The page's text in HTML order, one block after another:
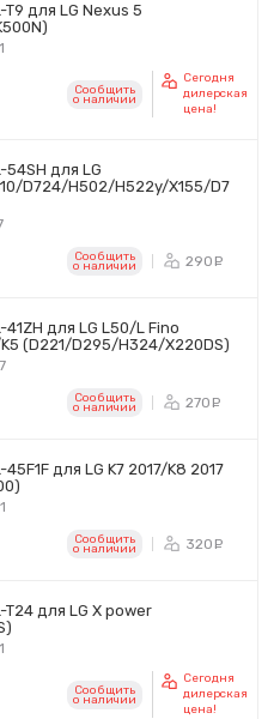
для LG Nexus 5
Сообщить
o наличии
Сегодня
дилерская
цена!
для LG
D724/H502/H522y/X155/D7
Сообщить
o наличии 290
для LG L50/L Fino
(D221/D295/H324/X220DS)
Сообщить
o наличии 270
для LG K7 2017/K8 2017
Сообщить
o наличии 320
для LG X power
Сообщить
o наличии
Сегодня
дилерская
цена!